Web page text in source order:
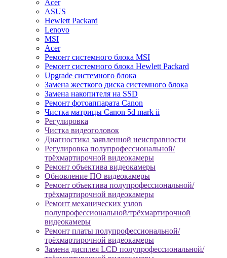
Acer
ASUS
Hewlett Packard
Lenovo
MSI
Acer
Ремонт системного блока MSI
Ремонт системного блока Hewlett Packard
Upgrade системного блока
Замена жесткого диска системного блока
Замена накопителя на SSD
Ремонт фотоаппарата Canon
Чистка матрицы Canon 5d mark ii
Регулировка
Чистка видеоголовок
Диагностика заявленной неисправности
Регулировка полупрофессиональной/
трёхмартирочной видеокамеры
Ремонт объектива видеокамеры
Обновление ПО видеокамеры
Ремонт объектива полупрофессиональной/
трёхмартирочной видеокамеры
Ремонт механических узлов
полупрофессиональной/трёхмартирочной
видеокамеры
Ремонт платы полупрофессиональной/
трёхмартирочной видеокамеры
Замена дисплея LCD полупрофессиональной/